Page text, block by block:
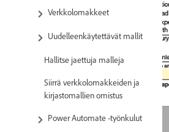
Verkkolomakkeet
Uudelleenkäytettävät mallit
Hallitse jaettuja malleja
Siirrä verkkolomakkeiden ja
kirjastomallien omistus
Power Automate -työnkulut